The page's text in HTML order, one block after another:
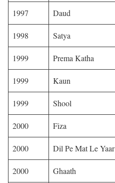
1997 Daud
1998 Satya
1999 Prema Katha
1999 Kaun
1999 Shool
2000 Fiza
2000 Dil Pe Mat Le Yaar
2000 Ghaath